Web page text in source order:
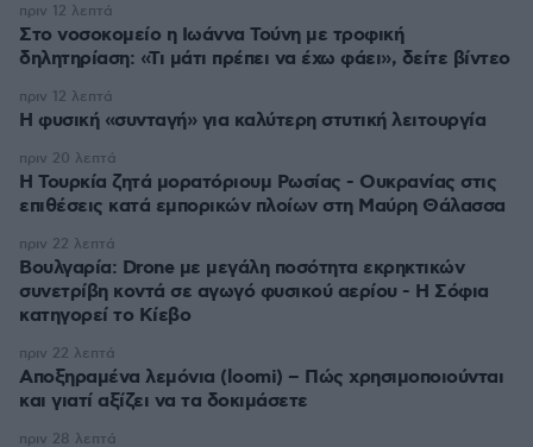
Στο νοσοκομείο η Ιωάννα Τούνη με τροφική
δηλητηρίαση: «Τι μάτι πρέπει να έχω φάει», δείτε βίντεο
πριν 12 λεπτά
Η φυσική «συνταγή» για καλύτερη στυτική λειτουργία
πριν 12 λεπτά
Η Τουρκία ζητά μορατόριουμ Ρωσίας - Ουκρανίας στις
επιθέσεις κατά εμπορικών πλοίων στη Μαύρη Θάλασσα
πριν 20 λεπτά
Βουλγαρία: Drone με μεγάλη ποσότητα εκρηκτικών
συνετρίβη κοντά σε αγωγό φυσικού αερίου - Η Σόφια
κατηγορεί το Κίεβο
πριν 22 λεπτά
Αποξηραμένα λεμόνια (loomi) – Πώς χρησιμοποιούνται
και γιατί αξίζει να τα δοκιμάσετε
πριν 22 λεπτά
πριν 28 λεπτά